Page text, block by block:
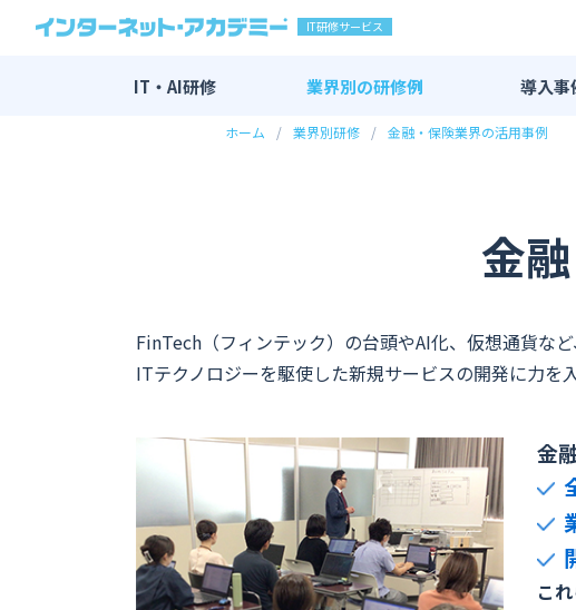
IT研修サービス
IT・AI研修
IT・AI研修 全一覧
マーケティング研修
その他
業界別の研修例 導入事
研修事例
エンジ
業界別活
広告・メ
金融・保
印刷業界
出版業界
コンサ
流通・小
ホーム 業界別研修 金融・保険業界の活用事例
金
FinTech（フィンテック）の台頭やAI化、仮想通貨な
ITテクノロジーを駆使した新規サービスの開発に力を
金
こ